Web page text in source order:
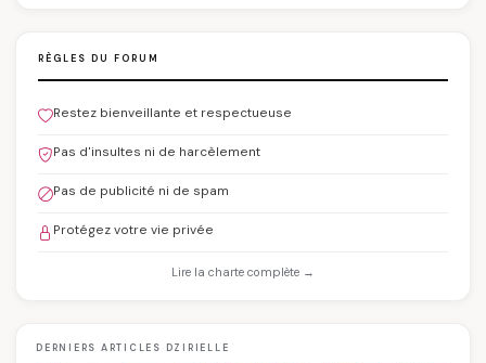
RÈGLES DU FORUM
Restez bienveillante et respectueuse
Pas d'insultes ni de harcèlement
Pas de publicité ni de spam
Protégez votre vie privée
Lire la charte complète →
DERNIERS ARTICLES DZIRIELLE